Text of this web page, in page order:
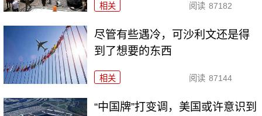
相关 阅读 87182
尽管有些遇冷，可沙利文还是得
到了想要的东西
相关 阅读 87144
“中国牌”打变调，美国或许意识到